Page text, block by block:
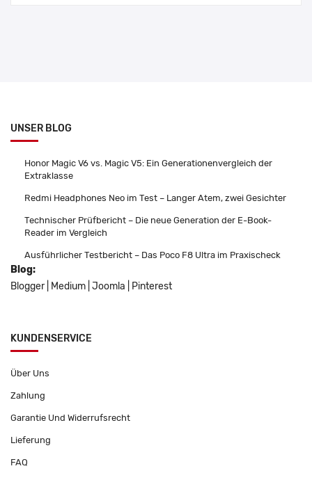
UNSER BLOG
Honor Magic V6 vs. Magic V5: Ein Generationenvergleich der
Extraklasse
Redmi Headphones Neo im Test – Langer Atem, zwei Gesichter
Technischer Prüfbericht – Die neue Generation der E-Book-
Reader im Vergleich
Ausführlicher Testbericht – Das Poco F8 Ultra im Praxischeck
Blog:
Blogger
Medium Joomla Pinterest
KUNDENSERVICE
Über Uns
Zahlung
Garantie Und Widerrufsrecht
Lieferung
FAQ